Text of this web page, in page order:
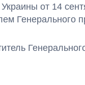
от 14
Генерального